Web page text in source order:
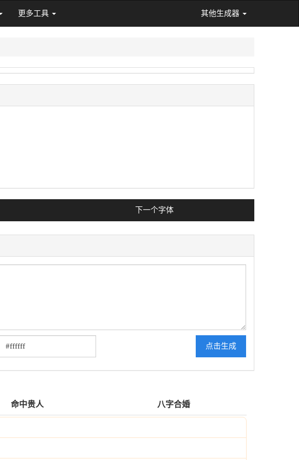
更多工具 其他生成器
下一个字体
点击生成
命中贵人 八字合婚